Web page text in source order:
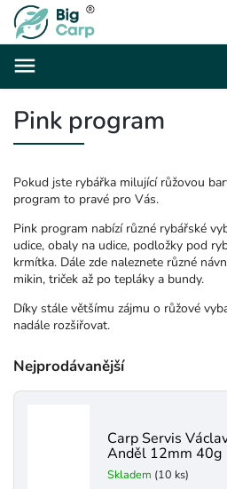
Pink program
Pokud jste rybářka milující růžovou
program to pravé pro Vás.
Pink program nabízí různé rybářské
udice, obaly na udice, podložky pod
krmítka. Dále zde naleznete různé
mikin, triček až po tepláky a bundy.
Díky stále většímu zájmu o růžové
nadále rozšiřovat.
Nejprodávanější
Carp Servis
Anděl 12mm 40g
Skladem (10 ks)